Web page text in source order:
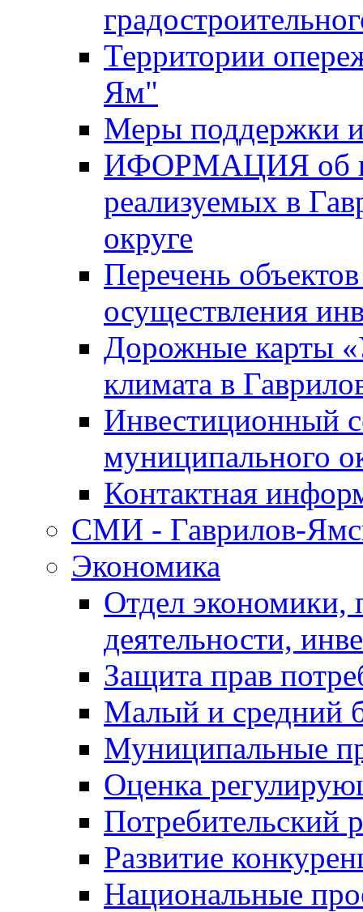
Территории
Ям"
Меры поддержки
ИФОРМАЦИЯ об
реализуемых в
округе
Перечень
осуществления
Дорожные карты
климата в
Инвестиционный
муниципального
Контактная
СМИ - Гаврилов-
Экономика
Отдел экономики,
деятельности,
Защита прав
Малый и средний
Муниципальные
Оценка
Потребительский
Развитие
Национальные